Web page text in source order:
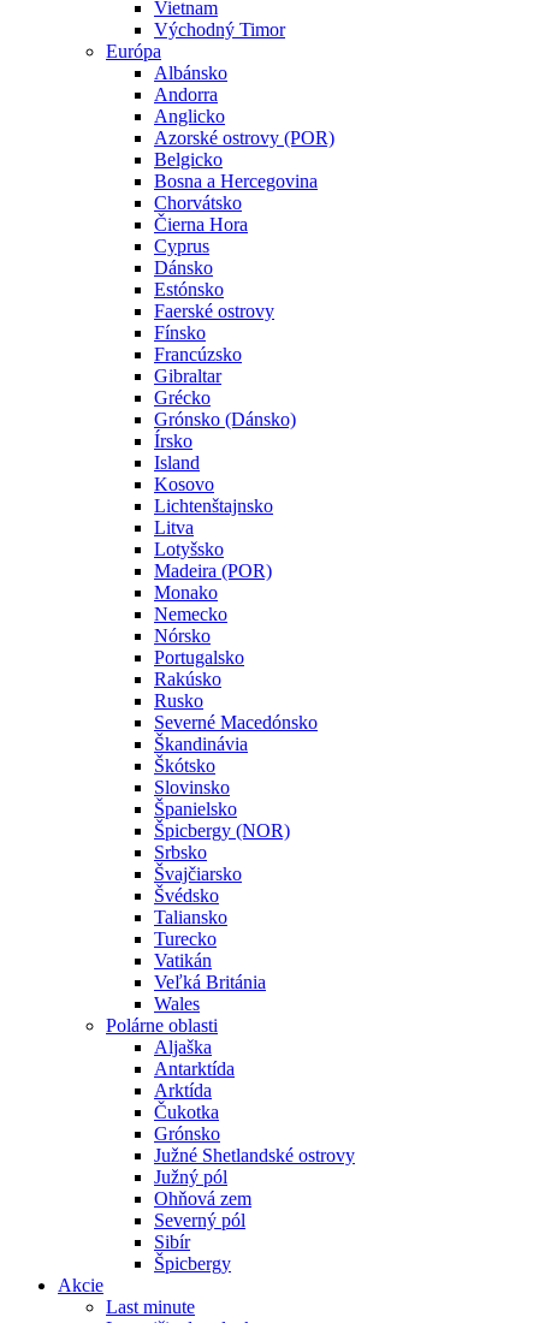
Vietnam
Východný Timor
Európa
Albánsko
Andorra
Anglicko
Azorské ostrovy (POR)
Belgicko
Bosna a Hercegovina
Chorvátsko
Čierna Hora
Cyprus
Dánsko
Estónsko
Faerské ostrovy
Fínsko
Francúzsko
Gibraltar
Grécko
Grónsko (Dánsko)
Írsko
Island
Kosovo
Lichtenštajnsko
Litva
Lotyšsko
Madeira (POR)
Monako
Nemecko
Nórsko
Portugalsko
Rakúsko
Rusko
Severné Macedónsko
Škandinávia
Škótsko
Slovinsko
Španielsko
Špicbergy (NOR)
Srbsko
Švajčiarsko
Švédsko
Taliansko
Turecko
Vatikán
Veľká Británia
Wales
Polárne oblasti
Aljaška
Antarktída
Arktída
Čukotka
Grónsko
Južné Shetlandské ostrovy
Južný pól
Ohňová zem
Severný pól
Sibír
Špicbergy
Akcie
Last minute